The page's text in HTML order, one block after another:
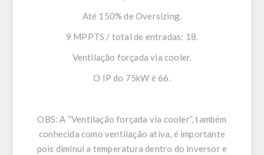
Até 150% de Oversizing.
9 MPPTS / total de entradas: 18.
Ventilação forçada via cooler.
O IP do 75kW é 66.
OBS: A “Ventilação forçada via cooler”, também
conhecida como ventilação ativa, é importante
pois diminui a temperatura dentro do inversor e